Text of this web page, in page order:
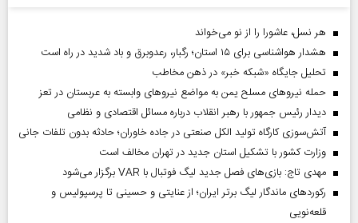
هر نسل، عاشورا را از نو می‌خواند
هشدار هواشناسی برای ۱۵ استان؛ رگبار، رعدوبرق و باد شدید در راه است
تحلیل جایگاه «شبکه خبر» در ذهن مخاطب
حمله نیروهای مسلح یمن به مواضع نیروهای وابسته به عربستان در تعز
دیدار رئیس‌ جمهور با رهبر انقلاب درباره مسائل اقتصادی و نظامی
آتش‌سوزی کارگاه تولید الکل صنعتی در جاده خاوران؛ حادثه بدون تلفات جانی
وزارت کشور با تشکیل استان جدید در تهران مخالف است
مهدی تاج: بازی‌های فصل جدید لیگ فوتبال با VAR برگزار می‌شود
رکورد‌های ماندگار لیگ برتر ایران؛ از عنایتی و حسینی تا پرسپولیس و
قلعه‌نویی